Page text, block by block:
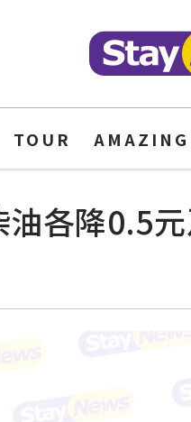
TOUR AMAZING
各降0.5